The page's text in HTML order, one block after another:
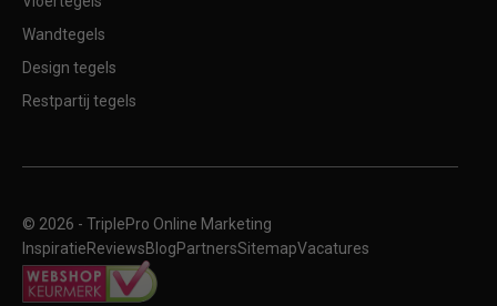
Wandtegels
Design tegels
Restpartij tegels
© 2026 - TriplePro Online Marketing
InspiratieReviewsBlogPartnersSitemapVacatures